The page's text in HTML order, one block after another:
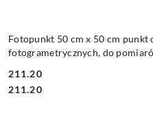
Fotopunkt 50 cm x 50 cm punkt
fotogrametrycznych, do
Cena:
211.20
Cena:
211.20